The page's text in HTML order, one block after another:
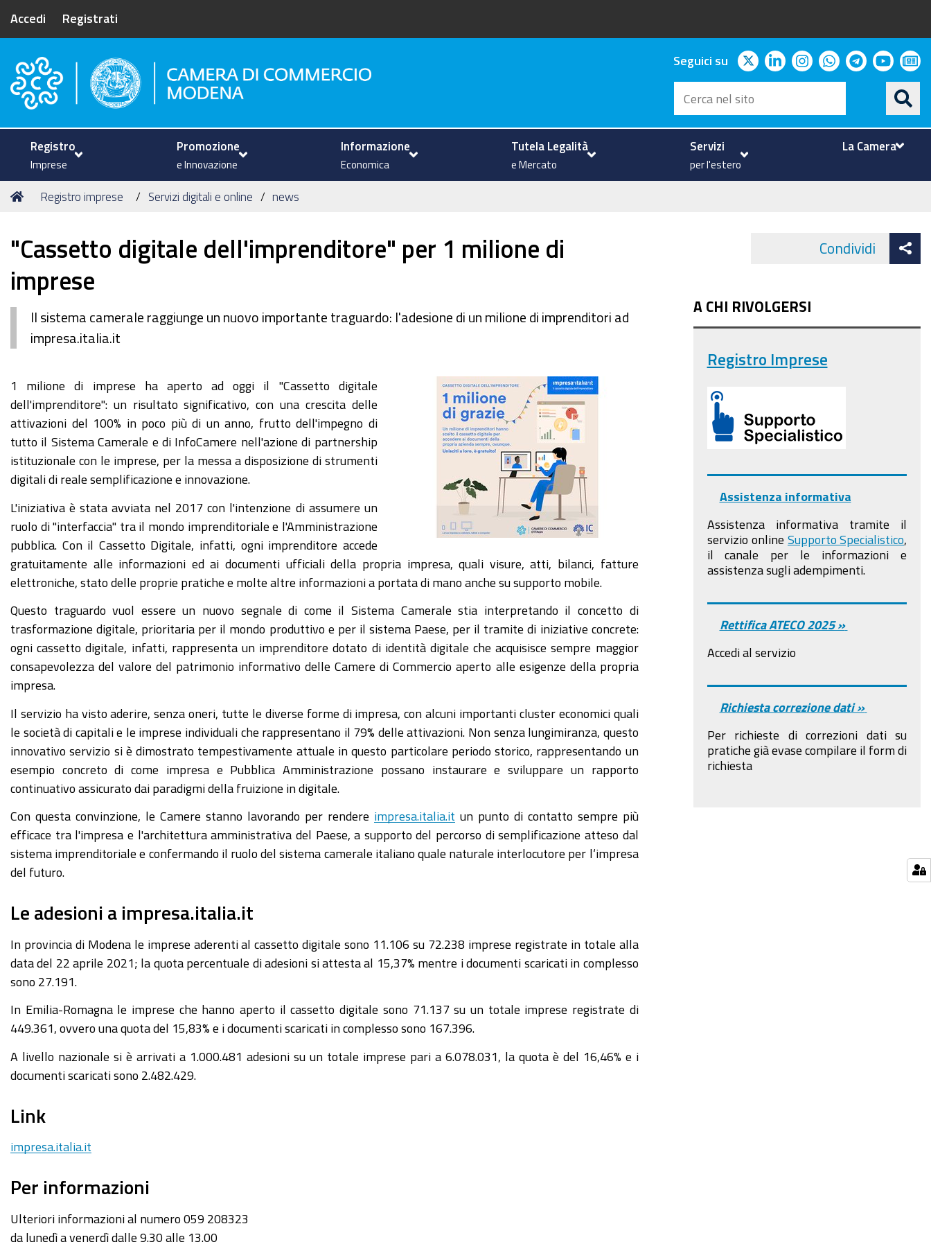
Accedi Registrati
Camera di Commercio di Modena
Seguici su twitterlinkedininstagram
whatsapp
telegram
Cerca
nel
sito
Registro
Imprese
Promozione
e Innovazione
Informazione
Economica
Tutela Legalità
e Mercato
Servizi
per l'estero
La Camera
Tu
Home
Registro imprese Servizi digitali e online news
"Cassetto digitale dell'imprenditore" per 1 milione di
imprese
Il sistema camerale raggiunge un nuovo importante traguardo: l'adesione di un milione di imprenditori ad
impresa.italia.it
1 milione di imprese ha aperto ad oggi il "Cassetto digitale
dell'imprenditore": un risultato significativo, con una crescita delle
attivazioni del 100% in poco più di un anno, frutto dell'impegno di
tutto il Sistema Camerale e di InfoCamere nell'azione di partnership
istituzionale con le imprese, per la messa a disposizione di strumenti
digitali di reale semplificazione e innovazione.
L'iniziativa è stata avviata nel 2017 con l'intenzione di assumere un
ruolo di "interfaccia" tra il mondo imprenditoriale e l'Amministrazione
pubblica. Con il Cassetto Digitale, infatti, ogni imprenditore accede
gratuitamente alle informazioni ed ai documenti ufficiali della propria impresa, quali visure, atti, bilanci, fatture
elettroniche, stato delle proprie pratiche e molte altre informazioni a portata di mano anche su supporto mobile.
Questo traguardo vuol essere un nuovo segnale di come il Sistema Camerale stia interpretando il concetto di
trasformazione digitale, prioritaria per il mondo produttivo e per il sistema Paese, per il tramite di iniziative concrete:
ogni cassetto digitale, infatti, rappresenta un imprenditore dotato di identità digitale che acquisisce sempre maggior
consapevolezza del valore del patrimonio informativo delle Camere di Commercio aperto alle esigenze della propria
impresa.
Il servizio ha visto aderire, senza oneri, tutte le diverse forme di impresa, con alcuni importanti cluster economici quali
le società di capitali e le imprese individuali che rappresentano il 79% delle attivazioni. Non senza lungimiranza, questo
innovativo servizio si è dimostrato tempestivamente attuale in questo particolare periodo storico, rappresentando un
esempio concreto di come impresa e Pubblica Amministrazione possano instaurare e sviluppare un rapporto
continuativo assicurato dai paradigmi della fruizione in digitale.
Con questa convinzione, le Camere stanno lavorando per rendere impresa.italia.it un punto di contatto sempre più
efficace tra l'impresa e l'architettura amministrativa del Paese, a supporto del percorso di semplificazione atteso dal
sistema imprenditoriale e confermando il ruolo del sistema camerale italiano quale naturale interlocutore per l‘impresa
del futuro.
Le adesioni a impresa.italia.it
In provincia di Modena le imprese aderenti al cassetto digitale sono 11.106 su 72.238 imprese registrate in totale alla
data del 22 aprile 2021; la quota percentuale di adesioni si attesta al 15,37% mentre i documenti scaricati in complesso
sono 27.191.
In Emilia-Romagna le imprese che hanno aperto il cassetto digitale sono 71.137 su un totale imprese registrate di
449.361, ovvero una quota del 15,83% e i documenti scaricati in complesso sono 167.396.
A livello nazionale si è arrivati a 1.000.481 adesioni su un totale imprese pari a 6.078.031, la quota è del 16,46% e i
documenti scaricati sono 2.482.429.
Link
impresa.italia.it
Per informazioni
Ulteriori informazioni al numero 059 208323
da lunedì a venerdì dalle 9.30 alle 13.00
Condividi
A CHI RIVOLGERSI
Registro Imprese
Assistenza informativa
Assistenza informativa tramite il
servizio online Supporto Specialistico
il canale per le informazioni e
assistenza sugli adempimenti.
Rettifica ATECO 2025 »
Accedi al servizio
Richiesta correzione dati »
Per richieste di correzioni dati su
pratiche già evase compilare il form di
richiesta